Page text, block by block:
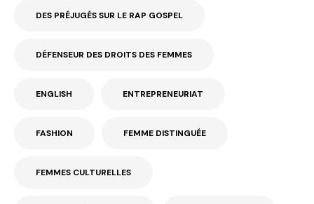
DES PRÉJUGÉS SUR LE RAP GOSPEL
DÉFENSEUR DES DROITS DES FEMMES
ENGLISH ENTREPRENEURIAT
FASHION FEMME DISTINGUÉE
FEMMES CULTURELLES